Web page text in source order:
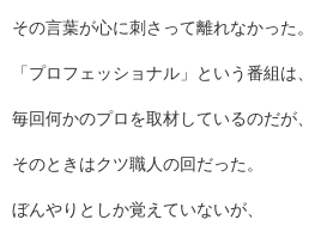
その言葉が心に刺さって離れなかった。
「プロフェッショナル」という番組は、
毎回何かのプロを取材しているのだが、
そのときはクツ職人の回だった。
ぼんやりとしか覚えていないが、